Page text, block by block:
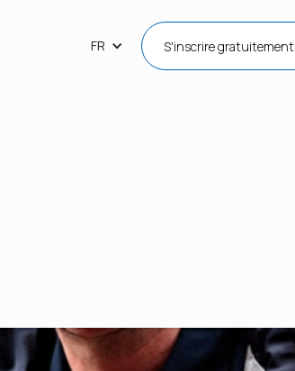
FR S'inscrire gratuitement